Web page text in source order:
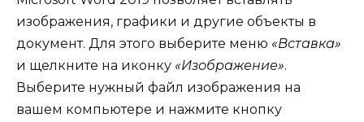
изображения, графики и другие объекты в
документ. Для этого выберите меню «Вставка»
и щелкните на иконку «Изображение».
Выберите нужный файл изображения на
вашем компьютере и нажмите кнопку